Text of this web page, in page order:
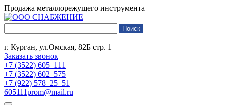
Продажа металлорежущего инструмента
г. Курган, ул.Омская, 82Б стр. 1
Заказать звонок
+7 (3522) 605‒111
+7 (3522) 602‒575
+7 (922) 578‒25‒51
605111prom@mail.ru